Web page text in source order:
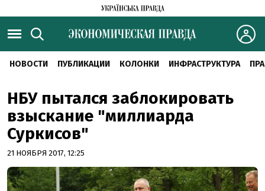
НОВОСТИ ПУБЛИКАЦИИ КОЛОНКИ ИНФРАСТРУКТУРА
НБУ пытался заблокировать
взыскание "миллиарда
Суркисов"
21 НОЯБРЯ 2017, 12:25